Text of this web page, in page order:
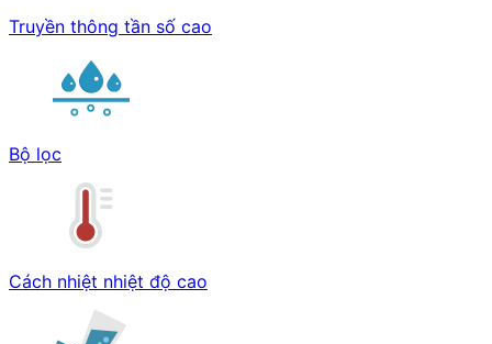
Truyền thông tần số cao
Bộ lọc
Cách nhiệt nhiệt độ cao